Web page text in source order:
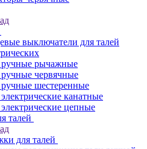
выключатели для талей
рычажные
червячные
шестеренные
канатные
цепные
талей
для талей